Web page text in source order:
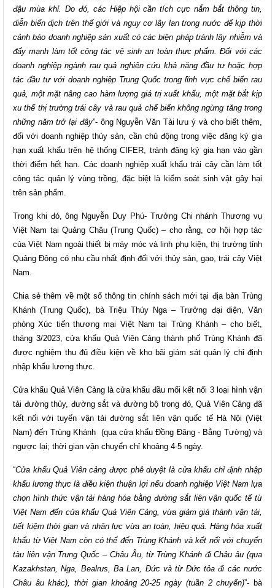
đậu mùa khỉ. Do đó, các Hiệp hội cần tích cực nắm bắt thông tin,
diễn biến dịch trên thế giới và nguy cơ lây lan trong nước để kịp thời
cảnh báo doanh nghiệp sản xuất có các biện pháp tránh lây nhiễm và
đẩy mạnh làm tốt công tác vệ sinh an toàn thực phẩm. Đối với các
doanh nghiệp ngành rau quả nghiên cứu khả năng đầu tư hoặc hợp
tác đầu tư với doanh nghiệp Trung Quốc trong lĩnh vực chế biến rau
quả, một mặt nâng cao hàm lượng giá trị xuất khẩu, một mặt bắt kịp
xu thế thị trường trái cây và rau quả chế biến không ngừng tăng trong
những năm trở lại đây”- ông Nguyễn Văn Tài lưu ý và cho biết thêm,
đối với doanh nghiệp thủy sản, cần chủ động trong việc đăng ký gia
hạn xuất khẩu trên hệ thống CIFER, tránh đăng ký gia hạn vào gần
thời điểm hết hạn. Các doanh nghiệp xuất khẩu trái cây cần làm tốt
công tác quản lý vùng trồng, đặc biệt là kiểm soát sinh vật gây hại
trên sản phẩm.
Trong khi đó, ông Nguyễn Duy Phú- Trưởng Chi nhánh Thương vụ
Việt Nam tại Quảng Châu (Trung Quốc) – cho rằng, cơ hội hợp tác
của Việt Nam ngoài thiết bị máy móc và linh phụ kiện, thị trường tỉnh
Quảng Đông có nhu cầu nhất định đối với thủy sản, gạo, trái cây Việt
Nam.
Chia sẻ thêm về một số thông tin chính sách mới tại địa bàn Trùng
Khánh (Trung Quốc), bà Triệu Thúy Nga – Trưởng đại diện, Văn
phòng Xúc tiến thương mại Việt Nam tại Trùng Khánh – cho biết,
tháng 3/2023, cửa khẩu Quả Viên Cảng thành phố Trùng Khánh đã
được nghiệm thu đủ điều kiện về kho bãi giám sát quản lý chỉ định
nhập khẩu lương thực.
Cửa khẩu Quả Viên Cảng là cửa khẩu đầu mối kết nối 3 loại hình vận
tải đường thủy, đường sắt và đường bộ trong đó, Quả Viên Cảng đã
kết nối với tuyến vận tải đường sắt liên vận quốc tế Hà Nội (Việt
Nam) đến Trùng Khánh (qua cửa khẩu Đồng Đăng - Bằng Tường) và
ngược lại; thời gian vận chuyển chỉ khoảng 4-5 ngày.
“Cửa khẩu Quả Viên cảng được phê duyệt là cửa khẩu chỉ định nhập
khẩu lương thực là điều kiện thuận lợi nếu doanh nghiệp Việt Nam lựa
chọn hình thức vận tải hàng hóa bằng đường sắt liên vận quốc tế từ
Việt Nam đến cửa khẩu Quả Viên Cảng, vừa giảm giá thành vận tải,
tiết kiệm thời gian và nhân lực vừa an toàn, hiệu quả. Hàng hóa xuất
khẩu từ Việt Nam còn có thể đến Trùng Khánh và kết nối với chuyến
tàu liên vận Trung Quốc – Châu Âu, từ Trùng Khánh đi Châu âu (qua
Kazakhstan, Nga, Bealrus, Ba Lan, Đức và từ Đức tỏa đi các nước
Châu âu khác), thời gian khoảng 20-25 ngày (tuần 2 chuyến)”- bà